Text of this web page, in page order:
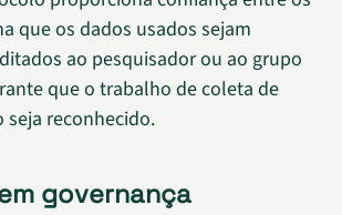
que os dados usados sejam
ao pesquisador ou ao grupo
que o trabalho de coleta de
seja reconhecido.
governança